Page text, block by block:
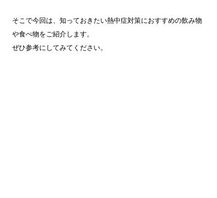
そこで今回は、知っておきたい熱中症対策におすすめの飲み物
や食べ物をご紹介します。
ぜひ参考にしてみてください。